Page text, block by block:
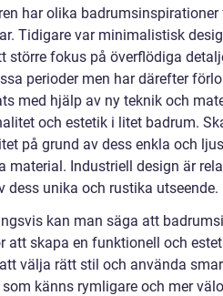
har olika
Tidigare var minimalistisk
större fokus på överflödiga
perioder men har därefter
med hjälp av ny teknik och
och estetik i litet badrum.
på grund av dess enkla och
material. Industriell design är
dess unika och rustika utseende.
kan man säga att
att skapa en funktionell och
välja rätt stil och använda
känns rymligare och mer